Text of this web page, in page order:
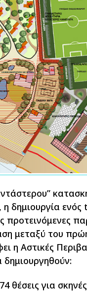
δημιουργία ενός
προτεινόμενες
μεταξύ του
η Αστικές
θέσεις για